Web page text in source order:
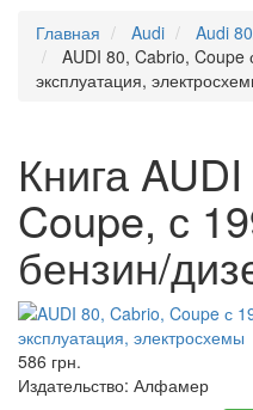
Главная
Audi
Audi
AUDI 80, Cabrio, Coupe
эксплуатация,
Книга
Coupe, с
бензин/
586 грн.
Издательство: Алфамер